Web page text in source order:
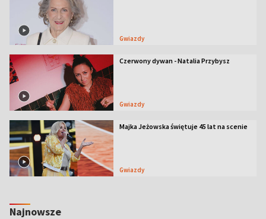
Gwiazdy
Czerwony dywan - Natalia Przybysz
Gwiazdy
Majka Jeżowska świętuje 45 lat na scenie
Gwiazdy
Najnowsze